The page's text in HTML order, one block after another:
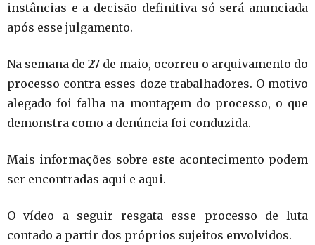
instâncias e a decisão definitiva só será anunciada
após esse julgamento.
Na semana de 27 de maio, ocorreu o arquivamento do
processo contra esses doze trabalhadores. O motivo
alegado foi falha na montagem do processo, o que
demonstra como a denúncia foi conduzida.
Mais informações sobre este acontecimento podem
ser encontradas aqui e aqui.
O vídeo a seguir resgata esse processo de luta
contado a partir dos próprios sujeitos envolvidos.